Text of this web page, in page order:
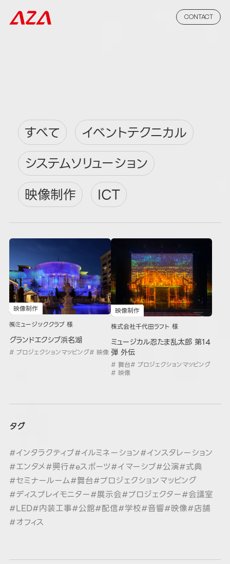
CONTACT
すべて
イベントテクニカル
システムソリューション
映像制作
ICT
映像制作
㈱ミュージッククラブ 様
グランドエクシブ浜名湖
# プロジェクションマッピング# 映像
映像制作
株式会社千代田ラフト 様
ミュージカル忍たま乱太郎 第14
弾 外伝
# 舞台# プロジェクションマッピング
# 映像
タグ
#インタラクティブ#イルミネーション#インスタレーション
#エンタメ#興行#eスポーツ#イマーシブ#公演#式典
#セミナールーム#舞台#プロジェクションマッピング
#ディスプレイモニター#展示会#プロジェクター#会議室
#LED#内装工事#公館#配信#学校#音響#映像#店舗
#オフィス